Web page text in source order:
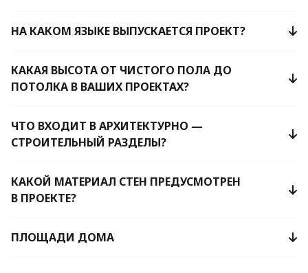
НА КАКОМ ЯЗЫКЕ ВЫПУСКАЕТСЯ ПРОЕКТ?
КАКАЯ ВЫСОТА ОТ ЧИСТОГО ПОЛА ДО
ПОТОЛКА В ВАШИХ ПРОЕКТАХ?
ЧТО ВХОДИТ В АРХИТЕКТУРНО —
СТРОИТЕЛЬНЫЙ РАЗДЕЛЫ?
КАКОЙ МАТЕРИАЛ СТЕН ПРЕДУСМОТРЕН
В ПРОЕКТЕ?
ПЛОЩАДИ ДОМА